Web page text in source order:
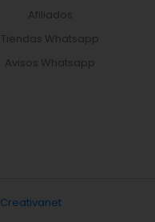
Afiliados
Tiendas Whatsapp
Avisos Whatsapp
Creativanet